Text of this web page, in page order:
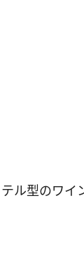
ル型のワイ